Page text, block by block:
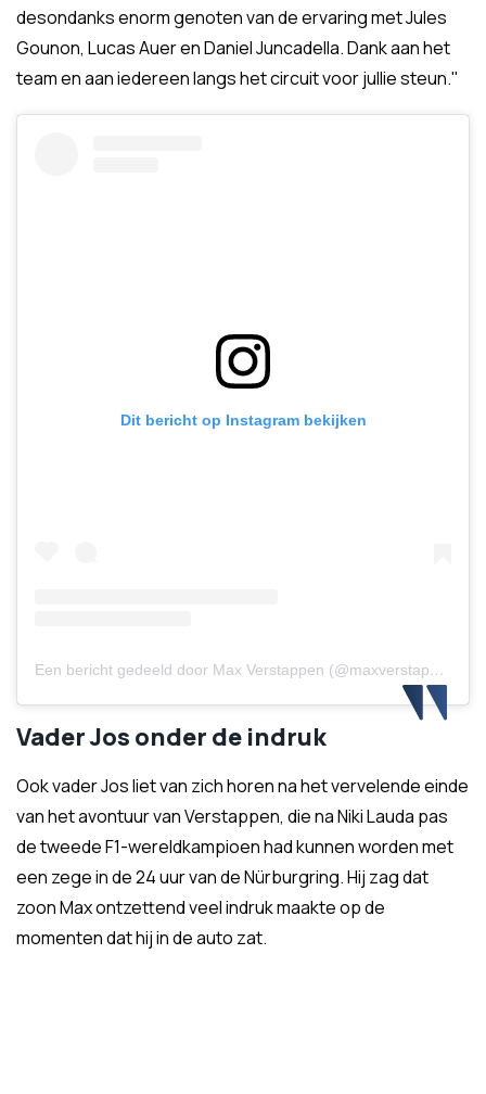
desondanks enorm genoten van de ervaring met Jules
Gounon, Lucas Auer en Daniel Juncadella. Dank aan het
team en aan iedereen langs het circuit voor jullie steun."
Dit bericht op Instagram bekijken
Een bericht gedeeld door Max Verstappen (@maxverstappen1)
Vader Jos onder de indruk
Ook vader Jos liet van zich horen na het vervelende einde
van het avontuur van Verstappen, die na Niki Lauda pas
de tweede F1-wereldkampioen had kunnen worden met
een zege in de 24 uur van de Nürburgring. Hij zag dat
zoon Max ontzettend veel indruk maakte op de
momenten dat hij in de auto zat.